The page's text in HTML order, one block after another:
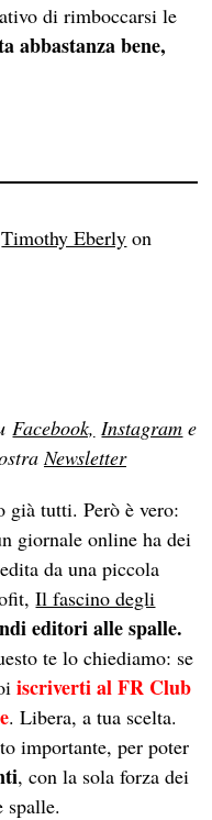
di rimboccarsi le
abbastanza bene,
Timothy Eberly on
Facebook, Instagram e
Newsletter
già tutti. Però è vero:
giornale online ha dei
da una piccola
Il fascino degli
editori alle spalle.
te lo chiediamo: se
iscriverti al FR Club
. Libera, a tua scelta.
importante, per poter
, con la sola forza dei